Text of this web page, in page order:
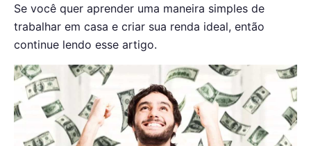
Se você quer aprender uma maneira simples de
trabalhar em casa e criar sua renda ideal, então
continue lendo esse artigo.